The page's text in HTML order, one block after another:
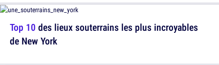
Top 10 des lieux souterrains les plus incroyables
de New York